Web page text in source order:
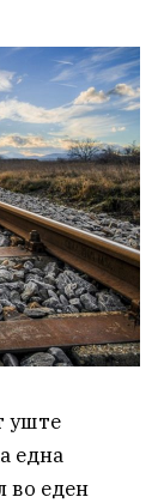
уште
една
во еден